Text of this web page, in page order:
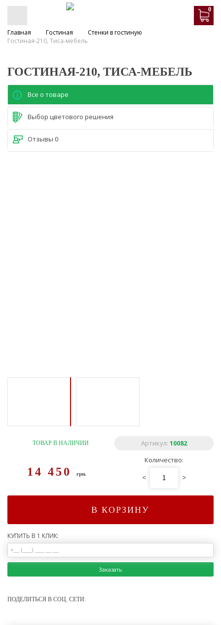
0
Главная Гостиная
Стенки в гостиную
Гостиная-210, Тиса-мебель
ГОСТИНАЯ-210, ТИСА-МЕБЕЛЬ
Все о товаре
Выбор цветового решения
Отзывы 0
ТОВАР В НАЛИЧИИ Артикул: 10082
14 450грн.
Количество:
< >
В КОРЗИНУ
КУПИТЬ В 1 КЛИК:
Заказать
ПОДЕЛИТЬСЯ В СОЦ. СЕТИ: